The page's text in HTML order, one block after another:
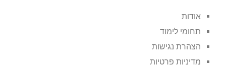
אודות
תחומי לימוד
הצהרת נגישות
מדיניות פרטיות